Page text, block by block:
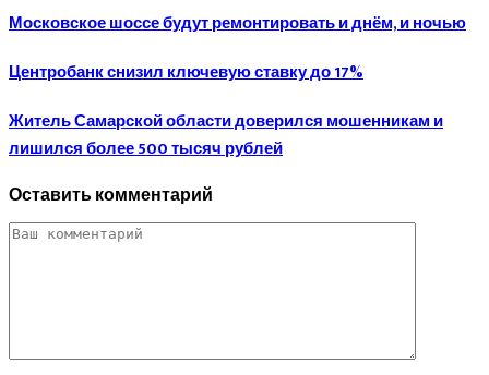
Московское шоссе будут ремонтировать и днём, и ночью
Центробанк снизил ключевую ставку до 17%
Житель Самарской области доверился мошенникам и
лишился более 500 тысяч рублей
Оставить комментарий